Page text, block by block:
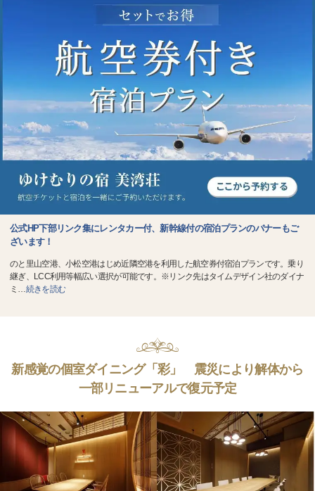
公式HP下部リンク集にレンタカー付、新幹線付の宿泊プランのバナーもご
ざいます！
のと里山空港、小松空港はじめ近隣空港を利用した航空券付宿泊プランです。乗り
継ぎ、LCC利用等幅広い選択が可能です。※リンク先はタイムデザイン社のダイナ
ミ …続きを読む
新感覚の個室ダイニング「彩」 震災により解体から
一部リニューアルで復元予定